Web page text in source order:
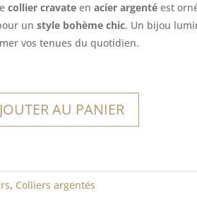
collier cravateen acier argentéest
un style bohème chic. Un bijou
vos tenues du quotidien.
AU PANIER
, Colliers argentés